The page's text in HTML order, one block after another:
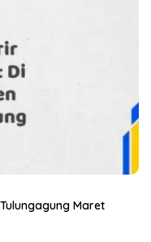
Maret